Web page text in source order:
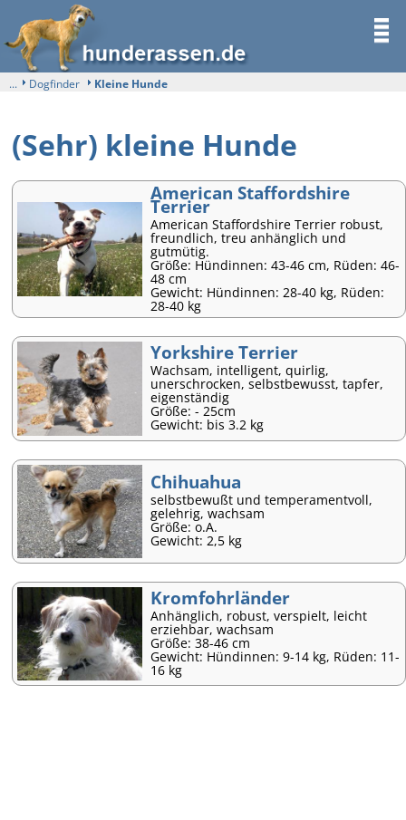
... Dogfinder Kleine Hunde
(Sehr) kleine Hunde
American Staffordshire
Terrier
American Staffordshire Terrier robust,
freundlich, treu anhänglich und
gutmütig.
Größe: Hündinnen: 43-46 cm, Rüden: 46-
48 cm
Gewicht: Hündinnen: 28-40 kg, Rüden:
28-40 kg
Yorkshire Terrier
Wachsam, intelligent, quirlig,
unerschrocken, selbstbewusst, tapfer,
eigenständig
Größe: - 25cm
Gewicht: bis 3.2 kg
Chihuahua
selbstbewußt und temperamentvoll,
gelehrig, wachsam
Größe: o.A.
Gewicht: 2,5 kg
Kromfohrländer
Anhänglich, robust, verspielt, leicht
erziehbar, wachsam
Größe: 38-46 cm
Gewicht: Hündinnen: 9-14 kg, Rüden: 11-
16 kg